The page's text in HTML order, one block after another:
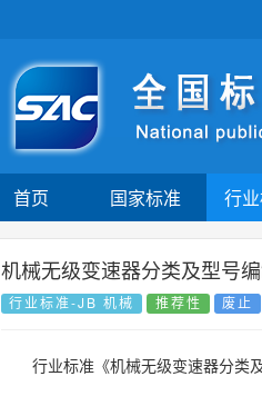
首页 国家标准 行
机械无级变速器分类及型号
行业标准-JB 机械 推荐性 废止
行业标准《机械无级变速器分类